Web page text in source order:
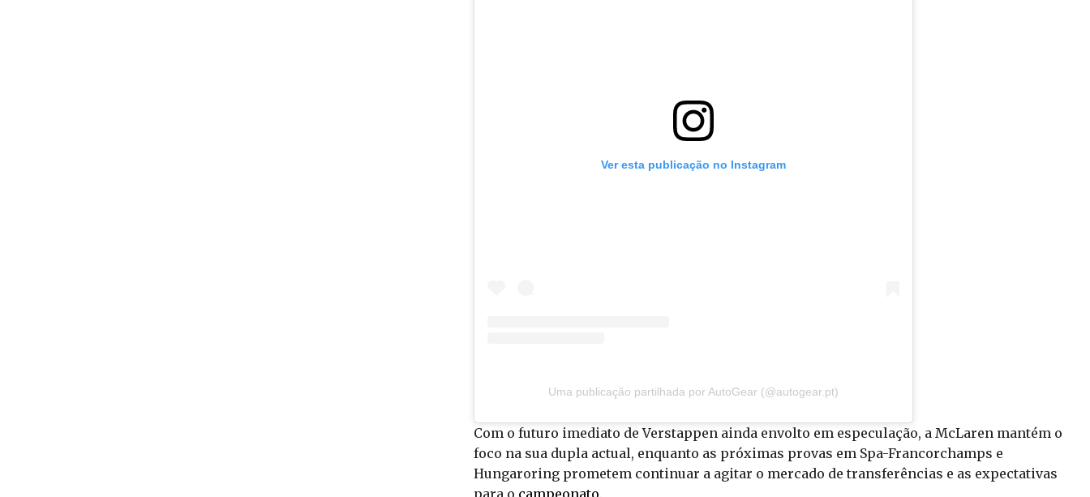
Ver esta publicação no Instagram
Uma publicação partilhada por AutoGear (@autogear.pt)
Com o futuro imediato de Verstappen ainda envolto em especulação, a McLaren mantém o
foco na sua dupla actual, enquanto as próximas provas em Spa-Francorchamps e
Hungaroring prometem continuar a agitar o mercado de transferências e as expectativas